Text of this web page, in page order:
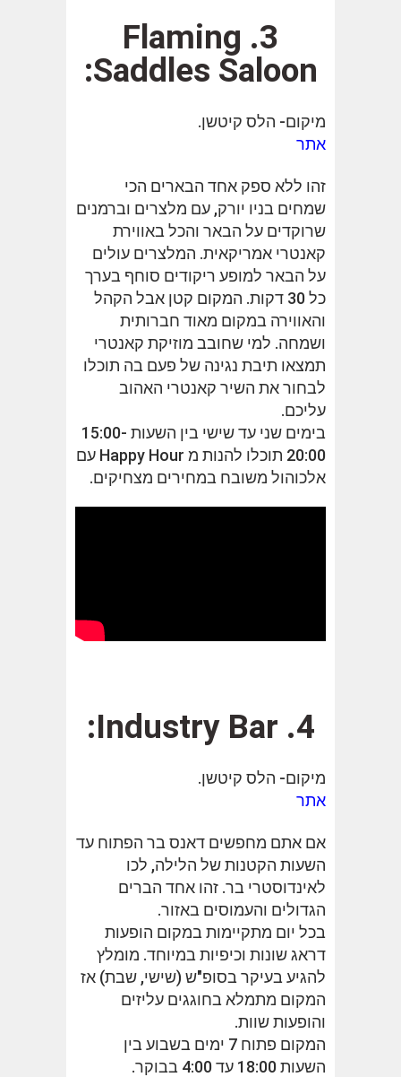
3. Flaming
Saddles Saloon:
מיקום- הלס קיטשן.
אתר
זהו ללא ספק אחד הבארים הכי
שמחים בניו יורק, עם מלצרים וברמנים
שרוקדים על הבאר והכל באווירת
קאנטרי אמריקאית. המלצרים עולים
על הבאר למופע ריקודים סוחף בערך
כל 30 דקות. המקום קטן אבל הקהל
והאווירה במקום מאוד חברותית
ושמחה. למי שחובב מוזיקת קאנטרי
תמצאו תיבת נגינה של פעם בה תוכלו
לבחור את השיר קאנטרי האהוב
עליכם.
בימים שני עד שישי בין השעות 15:00-
20:00 תוכלו להנות מ Happy Hour עם
אלכוהול משובח במחירים מצחיקים.
4. Industry Bar:
מיקום- הלס קיטשן.
אתר
אם אתם מחפשים דאנס בר הפתוח עד
השעות הקטנות של הלילה, לכו
לאינדוסטרי בר. זהו אחד הברים
הגדולים והעמוסים באזור.
בכל יום מתקיימות במקום הופעות
דראג שונות וכיפיות במיוחד. מומלץ
להגיע בעיקר בסופ"ש (שישי, שבת) אז
המקום מתמלא בחוגגים עליזים
והופעות שוות.
המקום פתוח 7 ימים בשבוע בין
השעות 18:00 עד 4:00 בבוקר.